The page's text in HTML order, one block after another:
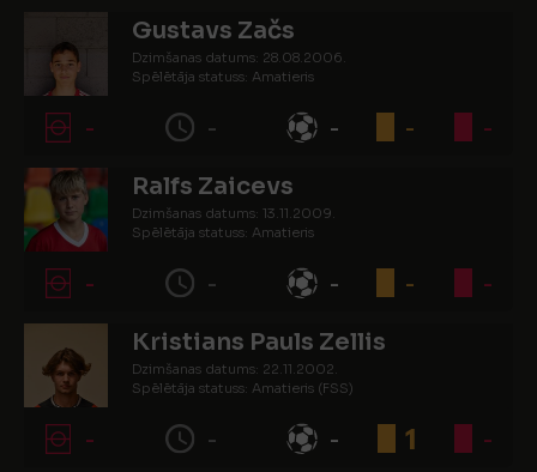
Gustavs Začs
Dzimšanas datums: 28.08.2006.
Spēlētāja statuss: Amatieris
- - - - -
Ralfs Zaicevs
Dzimšanas datums: 13.11.2009.
Spēlētāja statuss: Amatieris
- - - - -
Kristians Pauls Zellis
Dzimšanas datums: 22.11.2002.
Spēlētāja statuss: Amatieris (FSS)
- - - 1 -